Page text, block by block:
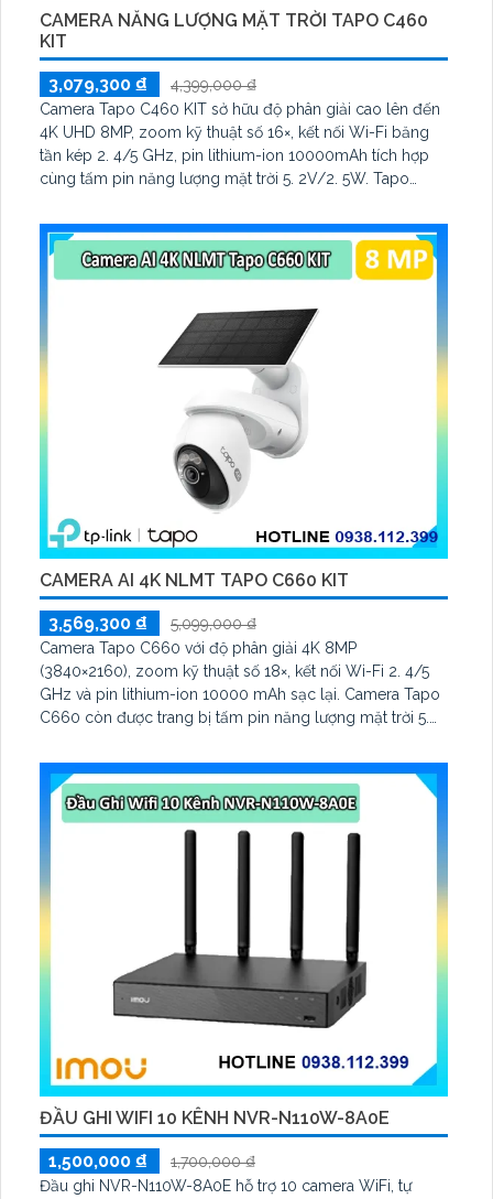
CAMERA NĂNG LƯỢNG MẶT TRỜI TAPO C460
KIT
3,079,300 ₫
4,399,000 ₫
Camera Tapo C460 KIT sở hữu độ phân giải cao lên đến
4K UHD 8MP, zoom kỹ thuật số 16×, kết nối Wi-Fi băng
tần kép 2. 4/5 GHz, pin lithium-ion 10000mAh tích hợp
cùng tấm pin năng lượng mặt trời 5. 2V/2. 5W. Tapo
biến Starlight, tầm nhìn lên đến 15 m
CAMERA AI 4K NLMT TAPO C660 KIT
3,569,300 ₫
5,099,000 ₫
Camera Tapo C660 với độ phân giải 4K 8MP
(3840×2160), zoom kỹ thuật số 18×, kết nối Wi-Fi 2. 4/5
GHz và pin lithium-ion 10000 mAh sạc lại. Camera Tapo
C660 còn được trang bị tấm pin năng lượng mặt trời 5.
tiện, lưu trữ thẻ microSD tối đa 512 GB
ĐẦU GHI WIFI 10 KÊNH NVR-N110W-8A0E
1,500,000 ₫
1,700,000 ₫
Đầu ghi NVR-N110W-8A0E hỗ trợ 10 camera WiFi, tự